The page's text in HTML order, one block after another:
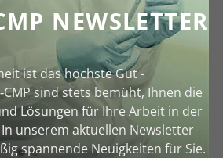
NEWSLETTER
ist das höchste Gut -
sind stets bemüht, Ihnen die
Lösungen für Ihre Arbeit in der
unserem aktuellen Newsletter
spannende Neuigkeiten für Sie.